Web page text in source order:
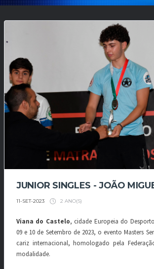
JUNIOR SINGLES - JOÃO
11-SET-2023 2 ANO(S)
Viana do Castelo, cidade Europeia do
09 e 10 de Setembro de 2023, o evento Masters
cariz internacional, homologado pela
modalidade.